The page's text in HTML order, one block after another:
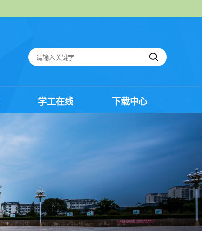
学工在线 下载中心